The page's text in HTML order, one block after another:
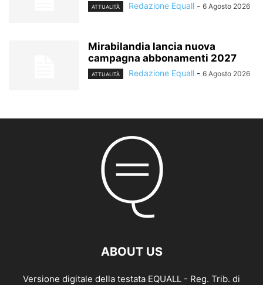
ATTUALITÀ Redazione Equall - 6 Agosto 2026
Mirabilandia lancia nuova
campagna abbonamenti 2027
ATTUALITÀ Redazione Equall - 6 Agosto 2026
ABOUT US
Versione digitale della testata EQUALL - Reg. Trib. di